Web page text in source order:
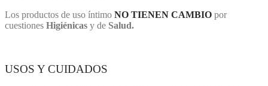
Los productos de uso íntimo NO TIENEN CAMBIO por
cuestiones Higiénicas y de Salud.
USOS Y CUIDADOS